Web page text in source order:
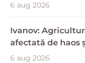
6 aug 2026
Ivanov:
afectată de haos
6 aug 2026